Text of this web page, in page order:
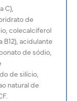
C),
de
colecalciferol
acidulante
de sódio,
de silício,
natural de